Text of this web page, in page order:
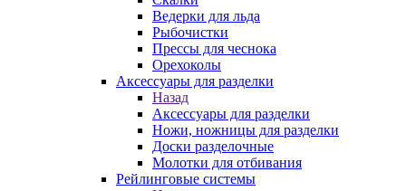
Ведерки для льда
Рыбочистки
Прессы для чеснока
Орехоколы
Аксессуары для разделки
Назад
Аксессуары для разделки
Ножи, ножницы для разделки
Доски разделочные
Молотки для отбивания
Рейлинговые системы